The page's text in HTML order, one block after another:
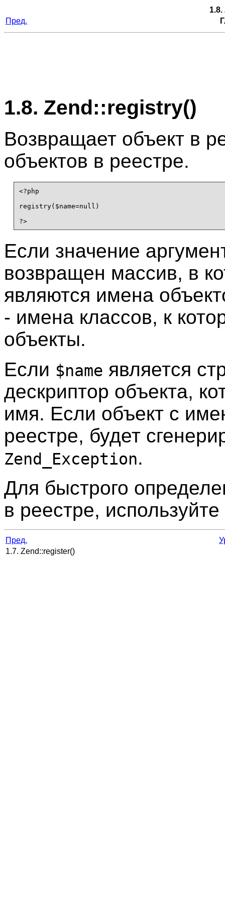
Пред.
1.8. Zend::registry()
Возвращает объект в
объектов в реестре.
<?php
registry($name=null)
?>
Если значение
возвращен массив, в
являются имена
- имена классов, к
объекты.
Если $name является
дескриптор объекта,
имя. Если объект с
реестре, будет
Zend_Exception.
Для быстрого
в реестре, используйте
Пред.
1.7. Zend::register()